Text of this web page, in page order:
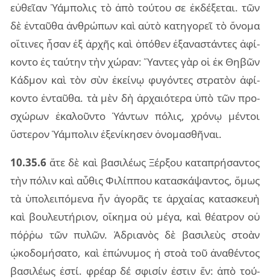
εὐ­θεῖ­αν Ὑάμ­πο­λις τὸ ἀπὸ τού­του σε ἐκ­δέ­ξε­ται. τῶν
δὲ ἐν­ταῦ­θα ἀν­θρώ­πων καὶ αὐτὸ κα­τη­γο­ρεῖ τὸ ὄνο­μα
οἵ­τι­νες ἦσαν ἐξ ἀρ­χῆς καὶ ὁπό­θεν ἐξα­να­στάν­τες ἀφί­
κον­το ἐς ταύ­την τὴν χώ­ραν: Ὕαν­τες γὰρ οἱ ἐκ Θηβῶν
Κάδμον καὶ τὸν σὺν ἐκεί­νῳ φυ­γόν­τες στρα­τὸν ἀφί­
κον­το ἐν­ταῦ­θα. τὰ μὲν δὴ ἀρ­χαιό­τε­ρα ὑπὸ τῶν προ­
σχώ­ρων ἐκα­λοῦν­το Ὑάν­των πό­λις, χρό­νῳ μέν­τοι
ὕστε­ρον Ὑάμ­πο­λιν ἐξε­νί­κη­σεν ὀνο­μα­σθῆ­ναι.
10.35.6 ἅτε δὲ καὶ βα­σι­λέ­ως Ξέρ­ξου κα­τα­πρή­σαν­τος
τὴν πό­λιν καὶ αὖ­θις Φιλίπ­που κα­τα­σκά­ψαν­τος, ὅμως
τὰ ὑπο­λει­πό­με­να ἦν ἀγο­ρᾶς τε ἀρ­χαί­ας κα­τα­σκευὴ
καὶ βου­λευ­τή­ριον, οἴ­κη­μα οὐ μέγα, καὶ θέ­α­τρον οὐ
πόῤ­ῥω τῶν πυ­λῶν. Ἀδρια­νὸς δὲ βα­σι­λεὺς στο­ὰν
ᾠκο­δο­μή­σα­το, καὶ ἐπώ­νυ­μος ἡ στοὰ τοῦ ἀνα­θέν­τος
βα­σι­λέ­ως ἐστί. φρέ­αρ δέ σφι­σίν ἐστιν ἕν: ἀπὸ τού­